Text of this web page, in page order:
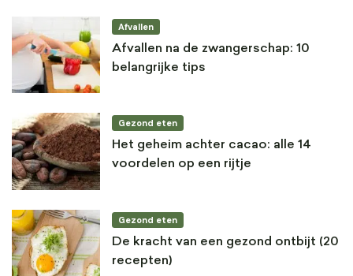
Afvallen
Afvallen na de zwangerschap: 10
belangrijke tips
Gezond eten
Het geheim achter cacao: alle 14
voordelen op een rijtje
Gezond eten
De kracht van een gezond ontbijt (20
recepten)